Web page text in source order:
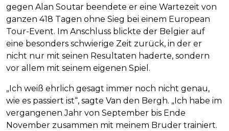
gegen Alan Soutar beendete er eine Wartezeit von
ganzen 418 Tagen ohne Sieg bei einem European
Tour-Event. Im Anschluss blickte der Belgier auf
eine besonders schwierige Zeit zurück, in der er
nicht nur mit seinen Resultaten haderte, sondern
vor allem mit seinem eigenen Spiel.
„Ich weiß ehrlich gesagt immer noch nicht genau,
wie es passiert ist“, sagte Van den Bergh. „Ich habe im
vergangenen Jahr von September bis Ende
November zusammen mit meinem Bruder trainiert.